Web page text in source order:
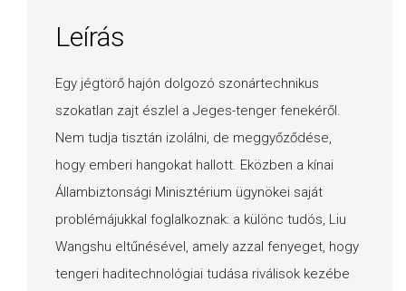
Leírás
Egy jégtörő hajón dolgozó szonártechnikus
szokatlan zajt észlel a Jeges-tenger fenekéről.
Nem tudja tisztán izolálni, de meggyőződése,
hogy emberi hangokat hallott. Eközben a kínai
Állambiztonsági Minisztérium ügynökei saját
problémájukkal foglalkoznak: a különc tudós, Liu
Wangshu eltűnésével, amely azzal fenyeget, hogy
tengeri haditechnológiai tudása riválisok kezébe